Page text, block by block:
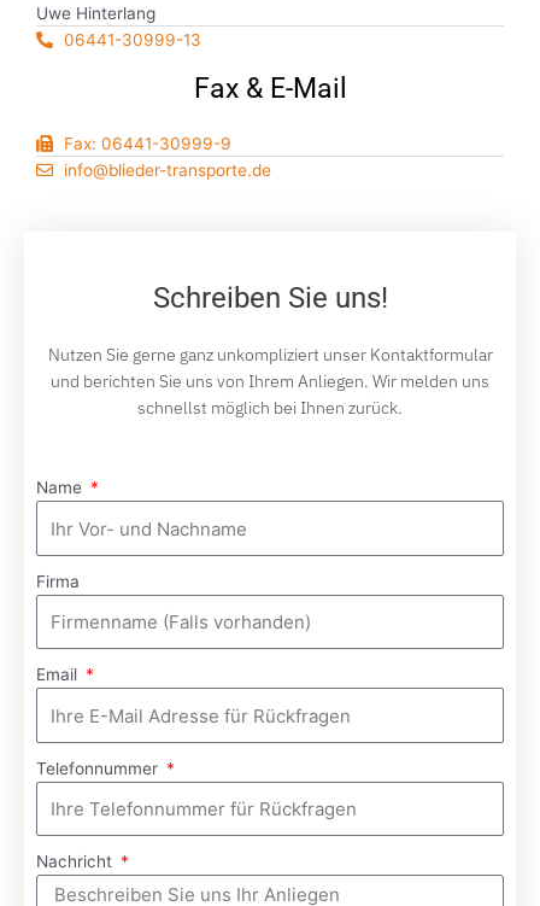
Uwe Hinterlang
06441-30999-13
Fax & E-Mail
Fax: 06441-30999-9
info@blieder-transporte.de
Schreiben Sie uns!
Nutzen Sie gerne ganz unkompliziert unser Kontaktformular
und berichten Sie uns von Ihrem Anliegen. Wir melden uns
schnellst möglich bei Ihnen zurück.
Name
Firma
Email
Telefonnummer
Nachricht